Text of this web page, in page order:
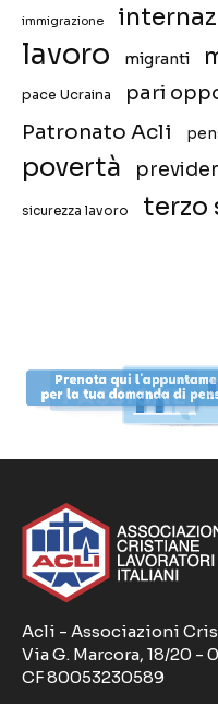
immigrazione
lavoro migranti
pace Ucraina pari
Patronato Acli
povertà
sicurezza lavoro terzo
Acli - Associazioni
Via G. Marcora, 18/20 -
CF 80053230589